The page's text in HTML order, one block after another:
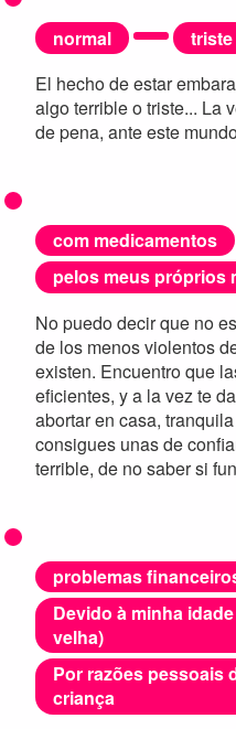
normal
triste
El hecho de estar
algo terrible o triste... La
de pena, ante este
com medicamentos
pelos meus próprios
No puedo decir que no
de los menos violentos
existen. Encuentro que
eficientes, y a la vez te
abortar en casa,
consigues unas de
terrible, de no saber si
problemas
Devido à minha
velha)
Por razões pessoais
criança